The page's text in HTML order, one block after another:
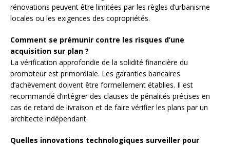
rénovations peuvent être limitées par les règles d’urbanisme
locales ou les exigences des copropriétés.
Comment se prémunir contre les risques d’une
acquisition sur plan ?
La vérification approfondie de la solidité financière du
promoteur est primordiale. Les garanties bancaires
d’achèvement doivent être formellement établies. Il est
recommandé d’intégrer des clauses de pénalités précises en
cas de retard de livraison et de faire vérifier les plans par un
architecte indépendant.
Quelles innovations technologiques surveiller pour